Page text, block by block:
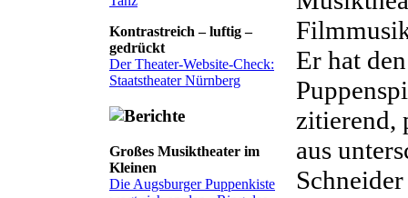
Kontrastreich – luftig –
gedrückt
Der Theater-Website-Check:
Staatstheater Nürnberg
Großes Musiktheater im
Kleinen
Die Augsburger Puppenkiste
Er hat
zitierend,
aus